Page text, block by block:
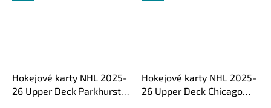
Hokejové karty NHL 2025-
26 Upper Deck Parkhurst
Hokejové karty NHL 2025-
26 Upper Deck Chicago